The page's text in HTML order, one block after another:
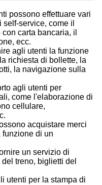
possono effettuare vari
service, come il
carta bancaria, il
ecc.
agli utenti la funzione
richiesta di bollette, la
la navigazione sulla
agli utenti per
come l'elaborazione di
cellulare,
acquistare merci
di un
un servizio di
treno, biglietti del
utenti per la stampa di